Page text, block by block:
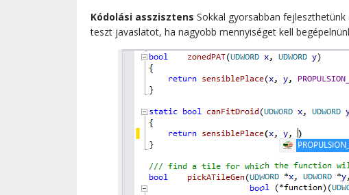
Kódolási asszisztens Sokkal gyorsabban
teszt javaslatot, ha nagyobb mennyiséget kell